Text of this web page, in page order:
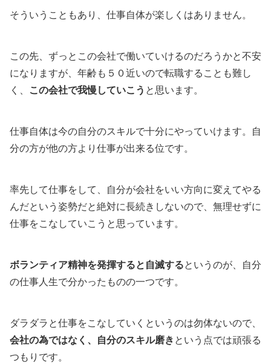
そういうこともあり、仕事自体が楽しくはありません。
この先、ずっとこの会社で働いていけるのだろうかと不安
になりますが、年齢も５０近いので転職することも難し
く、
この会社で我慢していこう と思います。
仕事自体は今の自分のスキルで十分にやっていけます。自
分の方が他の方より仕事が出来る位です。
率先して仕事をして、自分が会社をいい方向に変えてやる
んだという姿勢だと絶対に長続きしないので、無理せずに
仕事をこなしていこうと思っています。
ボランティア精神を発揮すると自滅するというのが、自分
の仕事人生で分かったものの一つです。
ダラダラと仕事をこなしていくというのは勿体ないので、
会社の為ではなく、自分のスキル磨き という点では頑張る
つもりです。